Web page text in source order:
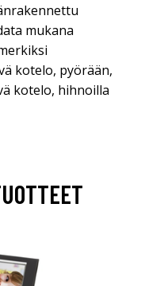
mukana
kotelo, pyörään,
kotelo, hihnoilla